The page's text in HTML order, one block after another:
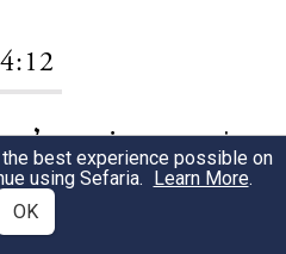
חוֹרֶיהָ וְאֵין שָׁם
שֶׁלָּהּ עוֹמְדִים, וְאֵין
best experience possible on
using Sefaria. Learn More.
OK